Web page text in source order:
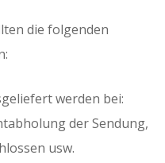
die folgenden
werden bei:
der Sendung,
usw.